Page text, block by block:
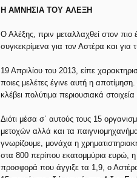
Η ΑΜΝΗΣΙΑ ΤΟΥ ΑΛΕΞΗ
Ο Αλέξης, πριν μεταλλαχθεί στον πιο
συγκεκρίμενα για τον Αστέρα και για
19 Απριλίου του 2013, είπε
ποιες μελέτες έγινε αυτή η
κλέβει πολύτιμα περιουσιακά
Διότι μέσα σ΄ αυτούς τους 15
μετοχών αλλά και τα
γνωρίζουμε, μονάχα η
στα 800 περίπου εκατομμύρια
προσφορά που άγγιξε τα 1,9, ο